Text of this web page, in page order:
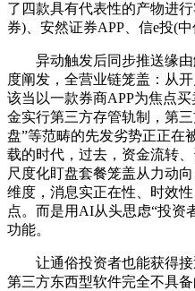
了四款具有代表性的产物进
券)、安然证券APP、信e投(
异动触发后同步推送缘由
度阐发，全营业链笼盖：从
该当以一款券商APP为焦点
金实行第三方存管轨制，第
盘”等范畴的先发劣势正正在
载的时代，过去，资金流转
尺度化盯盘套餐笼盖从力动
维度，消息实正在性、时效
点。而是用AI从头思虑“投
功能。
让通俗投资者也能获得接
第三方东西型软件完全不具